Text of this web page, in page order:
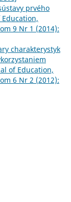
prvého
Education,
9 Nr 1 (2014):
charakterystyk
of Education,
6 Nr 2 (2012):